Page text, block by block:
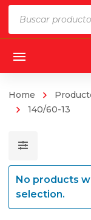
Home
140/60-13
No products
selection.